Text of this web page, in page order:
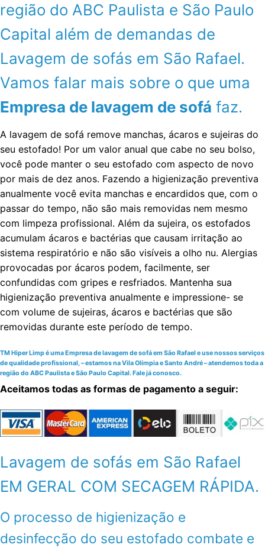
região do ABC Paulista e São Paulo
Capital além de demandas de
Lavagem de sofás em São Rafael.
Vamos falar mais sobre o que uma
Empresa de lavagem de sofá faz.
A lavagem de sofá remove manchas, ácaros e sujeiras do
seu estofado! Por um valor anual que cabe no seu bolso,
você pode manter o seu estofado com aspecto de novo
por mais de dez anos. Fazendo a higienização preventiva
anualmente você evita manchas e encardidos que, com o
passar do tempo, não são mais removidas nem mesmo
com limpeza profissional. Além da sujeira, os estofados
acumulam ácaros e bactérias que causam irritação ao
sistema respiratório e não são visíveis a olho nu. Alergias
provocadas por ácaros podem, facilmente, ser
confundidas com gripes e resfriados. Mantenha sua
higienização preventiva anualmente e impressione- se
com volume de sujeiras, ácaros e bactérias que são
removidas durante este período de tempo.
TM Hiper Limp é uma Empresa de lavagem de sofá em São Rafael e use nossos serviços
de qualidade profissional, – estamos na Vila Olímpia e Santo André – atendemos toda a
região do ABC Paulista e São Paulo Capital. Fale já conosco.
Aceitamos todas as formas de pagamento a seguir:
Lavagem de sofás em São Rafael
EM GERAL COM SECAGEM RÁPIDA.
O processo de higienização e
desinfecção do seu estofado combate e